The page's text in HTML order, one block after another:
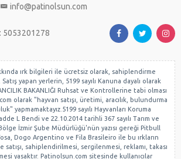
info@patinolsun.com
5053201278
ırk bilgileri ile ücretsiz olarak, sahiplendirme
yapan yerlerin, 5199 sayılı Kanuna dayalı olarak
BAKANLIĞI Ruhsat ve Kontrollerine tabi olması
olarak "hayvan satışı, üretimi, aracılık, bulundurma
yapmamaktayız.5199 sayılı Hayvanları Koruma
L Bendi ve 22.10.2014 tarihli 367 sayılı Tarım ve
İzmir Şube Müdürlüğü'nün yazısı gereği Pitbull
Dogo Argentino ve Fila Brasileiro ile bu ırkların
sahiplendirilmesi, sergilenmesi, reklamı, takası
yasaktır. Patinolsun.com sitesinde kullanıcılar